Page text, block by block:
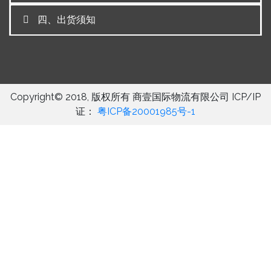
四、出货须知
Copyright© 2018, 版权所有 商壹国际物流有限公司 ICP/IP
证： 粤ICP备20001985号-1